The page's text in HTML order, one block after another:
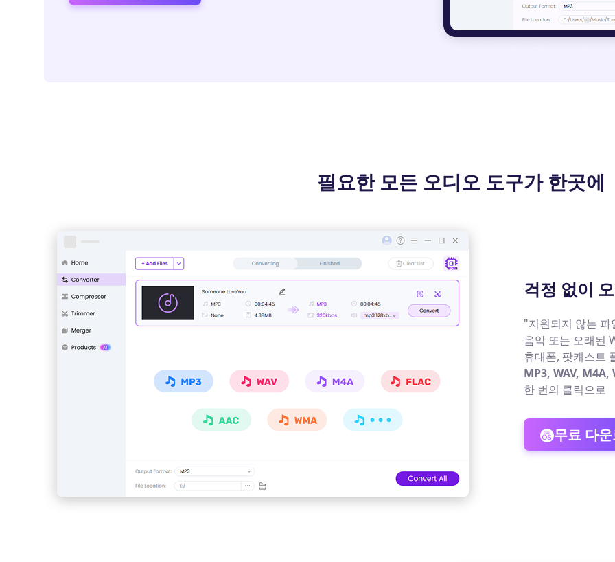
필요한 모든 오디오 도구가 한곳에
걱정 없이
"지원되지 않는 파
음악 또는 오래된
휴대폰, 팟캐스트
MP3, WAV, M4A,
한 번의 클릭으로
무료 다